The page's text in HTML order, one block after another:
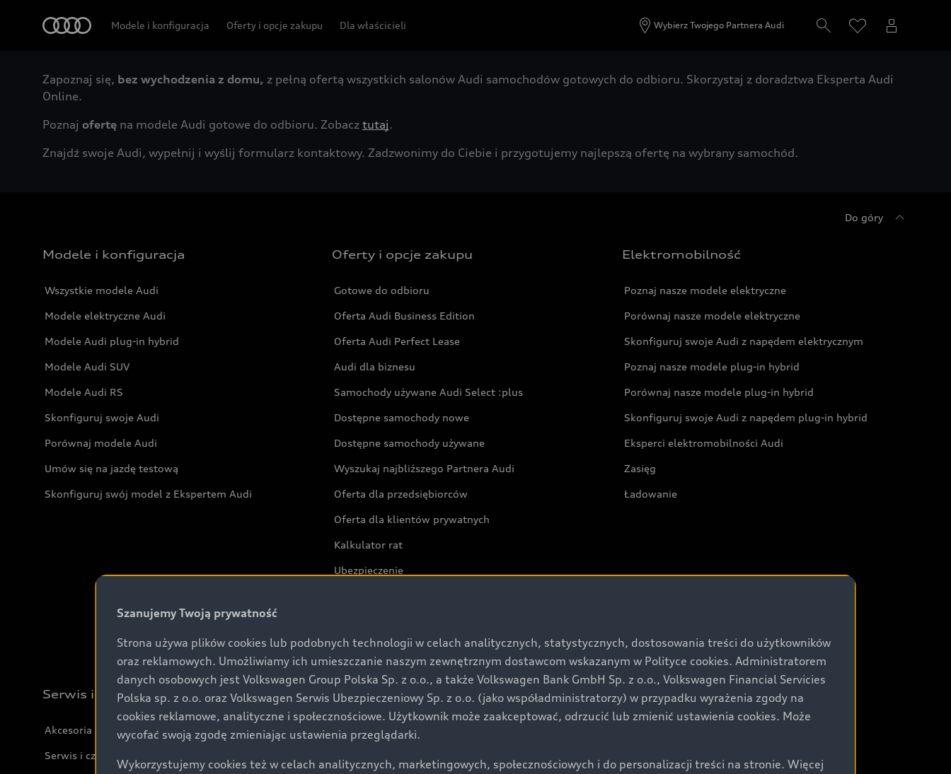
Modele i konfiguracja Oferty i opcje zakupu Dla właścicieli Wybierz Twojego Partnera Audi
Zapoznaj się, bez wychodzenia z domu, z pełną ofertą wszystkich salonów Audi samochodów gotowych do odbioru. Skorzystaj z doradztwa Eksperta Audi
Online.
Poznaj ofertę na modele Audi gotowe do odbioru. Zobacz tutaj.
Znajdź swoje Audi, wypełnij i wyślij formularz kontaktowy. Zadzwonimy do Ciebie i przygotujemy najlepszą ofertę na wybrany samochód.
Do góry
Modele i konfiguracja
Wszystkie modele Audi
Modele elektryczne Audi
Modele Audi plug-in hybrid
Modele Audi SUV
Modele Audi RS
Skonfiguruj swoje Audi
Porównaj modele Audi
Umów się na jazdę testową
Skonfiguruj swój model z Ekspertem Audi
Oferty i opcje zakupu
Gotowe do odbioru
Oferta Audi Business Edition
Oferta Audi Perfect Lease
Audi dla biznesu
Samochody używane Audi Select :plus
Dostępne samochody nowe
Dostępne samochody używane
Wyszukaj najbliższego Partnera Audi
Oferta dla przedsiębiorców
Oferta dla klientów prywatnych
Kalkulator rat
Ubezpieczenie
Audi exclusive
Elektromobilność
Poznaj nasze modele elektryczne
Porównaj nasze modele elektryczne
Skonfiguruj swoje Audi z napędem elektrycznym
Poznaj nasze modele plug-in hybrid
Porównaj nasze modele plug-in hybrid
Skonfiguruj swoje Audi z napędem plug-in hybrid
Eksperci elektromobilności Audi
Zasięg
Ładowanie
Serwis i akcesoria
Akcesoria
Serwis i części
Świat Audi
Aktualności i historie postępu
Szanujemy Twoją prywatność
Strona używa plików cookies lub podobnych technologii w celach analitycznych, statystycznych, dostosowania treści do użytkowników
oraz reklamowych. Umożliwiamy ich umieszczanie naszym zewnętrznym dostawcom wskazanym w Polityce cookies. Administratorem
danych osobowych jest Volkswagen Group Polska Sp. z o.o., a także Volkswagen Bank GmbH Sp. z o.o., Volkswagen Financial Servicies
Polska sp. z o.o. oraz Volkswagen Serwis Ubezpieczeniowy Sp. z o.o. (jako współadministratorzy) w przypadku wyrażenia zgody na
cookies reklamowe, analityczne i społecznościowe. Użytkownik może zaakceptować, odrzucić lub zmienić ustawienia cookies. Może
wycofać swoją zgodę zmieniając ustawienia przeglądarki.
Wykorzystujemy cookies też w celach analitycznych, marketingowych, społecznościowych i do personalizacji treści na stronie. Więcej